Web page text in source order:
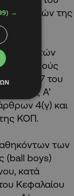
της
ποτών
από οπαδούς
7 του
Α’
4(γ) και
ΚΟΠ.
των
(ball boys)
κατά
Κεφαλαίου
→